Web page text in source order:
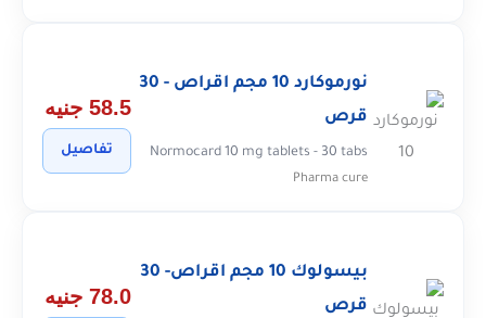
نورموكارد 10 مجم اقراص - 30
قرص
Normocard 10 mg tablets - 30 tabs
Pharma cure
58.5 جنيه
تفاصيل
بيسولوك 10 مجم اقراص- 30
قرص
78.0 جنيه